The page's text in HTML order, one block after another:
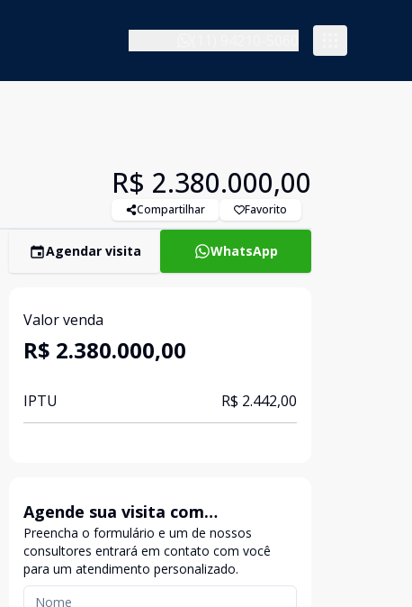
R$ 2.380.000,00
Compartilhar Favorito
Agendar visita WhatsApp
Valor venda
R$ 2.380.000,00
IPTU R$ 2.442,00
Agende sua visita com
exclusividade
Preencha o formulário e um de nossos
consultores entrará em contato com você
para um atendimento personalizado.